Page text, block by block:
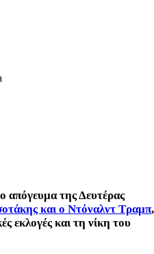
απόγευμα της Δευτέρας
και ο Ντόναλντ Τραμπ,
εκλογές και τη νίκη του